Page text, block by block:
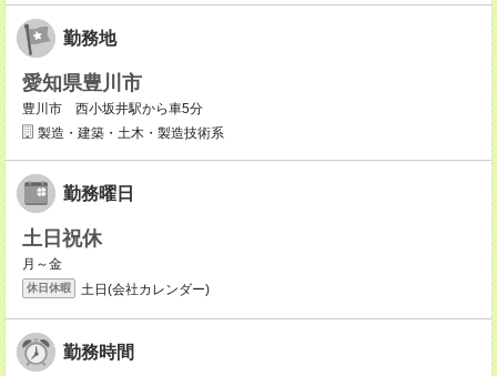
勤務地
愛知県豊川市
豊川市 西小坂井駅から車5分
製造・建築・土木・製造技術系
勤務曜日
土日祝休
月～金
休日休暇 土日(会社カレンダー)
勤務時間